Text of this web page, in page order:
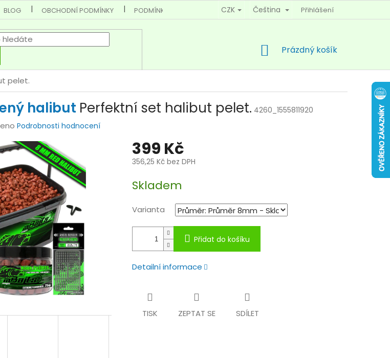
BLOG OBCHODNÍ PODMÍNKY PODMÍNKY OCHRANY OSOBNÍCH ÚDAJŮ KONTAKTY
CZK Čeština Přihlášení
NÁKUPNÍ
Prázdný košík
pelet.
halibut Perfektní set halibut pelet. 4260_1555811920
Podrobnosti hodnocení
399 Kč
356,25 Kč bez DPH
cena:
Skladem
Varianta
Přidat do košíku
Detailní informace
TISK ZEPTAT SE SDÍLET